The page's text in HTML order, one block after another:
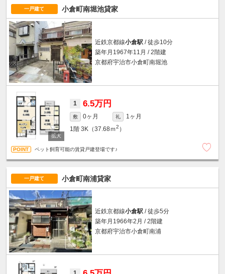
一戸建て 小倉町南堀池貸家
近鉄京都線小倉駅/ 徒歩10分
築年月1967年11月 / 2階建
京都府宇治市小倉町南堀池
1 6.5万円
敷 0ヶ月 礼
1ヶ月
1階 3K（37.68ｍ2 ）
ペット飼育可能の賃貸戸建登場です♪
一戸建て 小倉町南浦貸家
近鉄京都線小倉駅/ 徒歩5分
築年月1966年2月 / 2階建
京都府宇治市小倉町南浦